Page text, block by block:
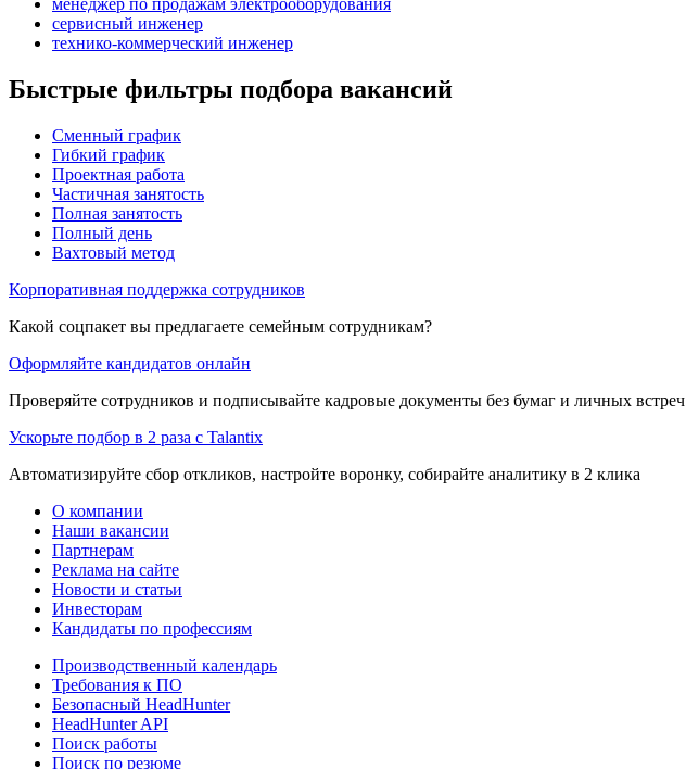
сервисный инженер
технико-коммерческий инженер
Быстрые фильтры подбора вакансий
Сменный график
Гибкий график
Проектная работа
Частичная занятость
Полная занятость
Полный день
Вахтовый метод
Корпоративная поддержка сотрудников
Какой соцпакет вы предлагаете семейным сотрудникам?
Оформляйте кандидатов онлайн
Проверяйте сотрудников и подписывайте кадровые документы без бумаг и личных встреч
Ускорьте подбор в 2 раза с Talantix
Автоматизируйте сбор откликов, настройте воронку, собирайте аналитику в 2 клика
О компании
Наши вакансии
Партнерам
Реклама на сайте
Новости и статьи
Инвесторам
Кандидаты по профессиям
Производственный календарь
Требования к ПО
Безопасный HeadHunter
HeadHunter API
Поиск работы
Поиск по резюме